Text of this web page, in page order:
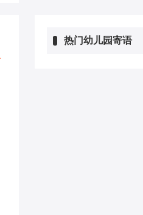
热门幼儿园寄语